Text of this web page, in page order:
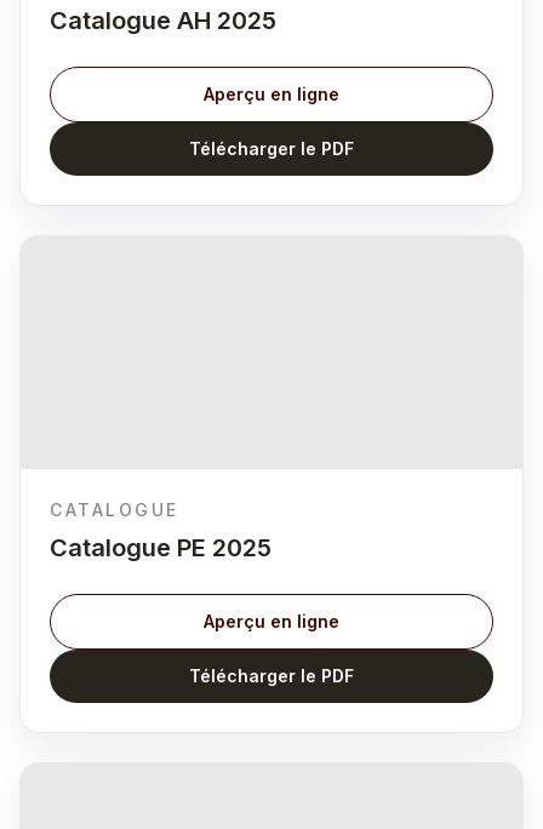
Catalogue AH 2025
Aperçu en ligne
Télécharger le PDF
CATALOGUE
Catalogue PE 2025
Aperçu en ligne
Télécharger le PDF